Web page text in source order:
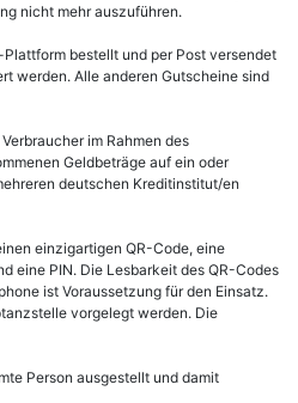
nicht mehr auszuführen.
bestellt und per Post versendet
werden. Alle anderen Gutscheine sind
im Rahmen des
Geldbeträge auf ein oder
deutschen Kreditinstitut/en
einzigartigen QR-Code, eine
eine PIN. Die Lesbarkeit des QR-Codes
ist Voraussetzung für den Einsatz.
vorgelegt werden. Die
Person ausgestellt und damit